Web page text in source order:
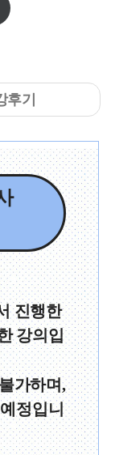
후기
진행한
강의입
가하며,
정입니